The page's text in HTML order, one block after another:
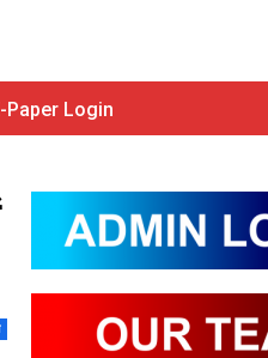
Paper Login